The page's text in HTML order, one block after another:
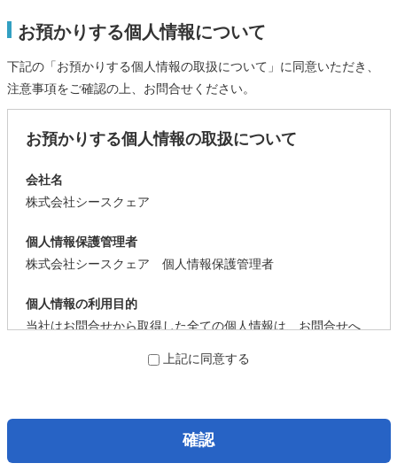
お預かりする個人情報について
下記の「お預かりする個人情報の取扱について」に同意いただき、
注意事項をご確認の上、お問合せください。
お預かりする個人情報の取扱について
会社名
株式会社シースクェア
個人情報保護管理者
株式会社シースクェア 個人情報保護管理者
個人情報の利用目的
当社はお問合せから取得した全ての個人情報は、お問合せへ
人の了解を得ることなく第三者に提供することはありませ
上記に同意する
確認